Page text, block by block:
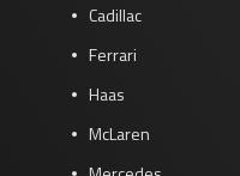
Cadillac
Ferrari
Haas
McLaren